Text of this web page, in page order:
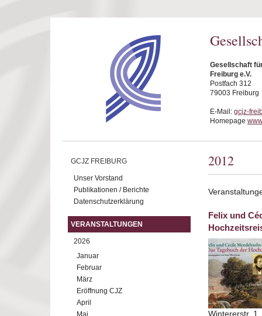
Gesellschaft
Freiburg e.V.
Postfach 312
79003 Freiburg
E-Mail: gcjz-
Homepage
GCJZ FREIBURG
Unser Vorstand
Publikationen / Berichte
Datenschutzerklärung
VERANSTALTUNGEN
2026
Januar
Februar
März
Eröffnung CJZ
April
Mai
2012
Felix und
Wintererstr.